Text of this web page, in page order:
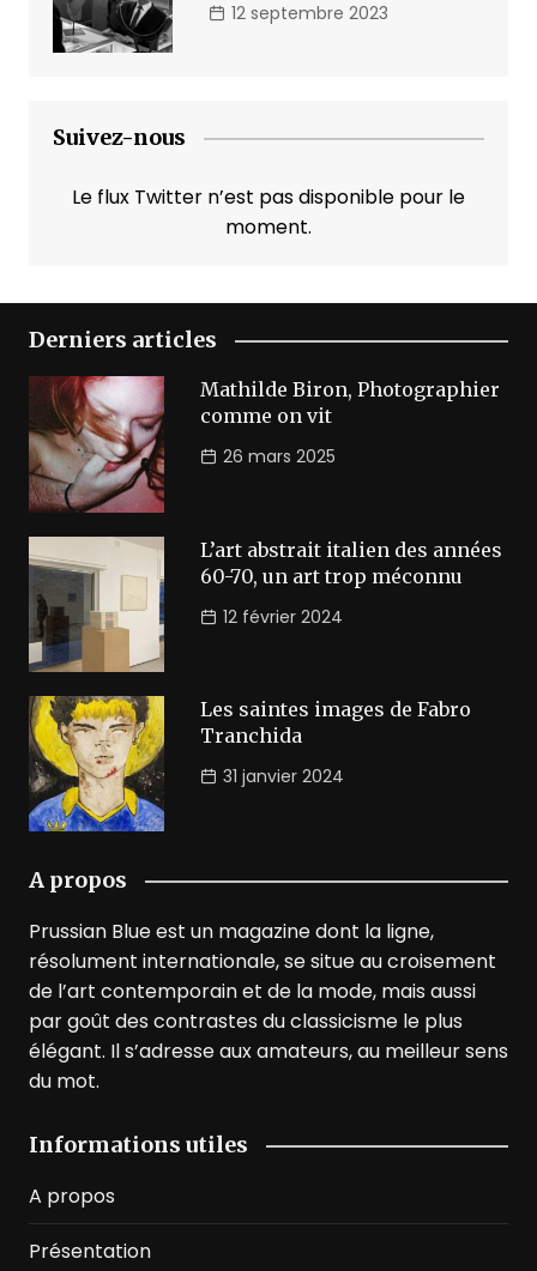
12 septembre 2023
Suivez-nous
Le flux Twitter n’est pas disponible pour le
moment.
Derniers articles
Mathilde Biron, Photographier
comme on vit
26 mars 2025
L’art abstrait italien des années
60-70, un art trop méconnu
12 février 2024
Les saintes images de Fabro
Tranchida
31 janvier 2024
A propos
Prussian Blue est un magazine dont la ligne,
résolument internationale, se situe au croisement
de l’art contemporain et de la mode, mais aussi
par goût des contrastes du classicisme le plus
élégant. Il s’adresse aux amateurs, au meilleur sens
du mot.
Informations utiles
A propos
Présentation